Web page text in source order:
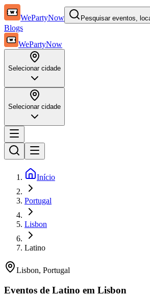
WePartyNow Pesquisar eventos,
Blogs
WePartyNow
Selecionar cidade
Selecionar cidade
Início
Portugal
Lisbon
Latino
Lisbon, Portugal
Eventos de Latino em Lisbon